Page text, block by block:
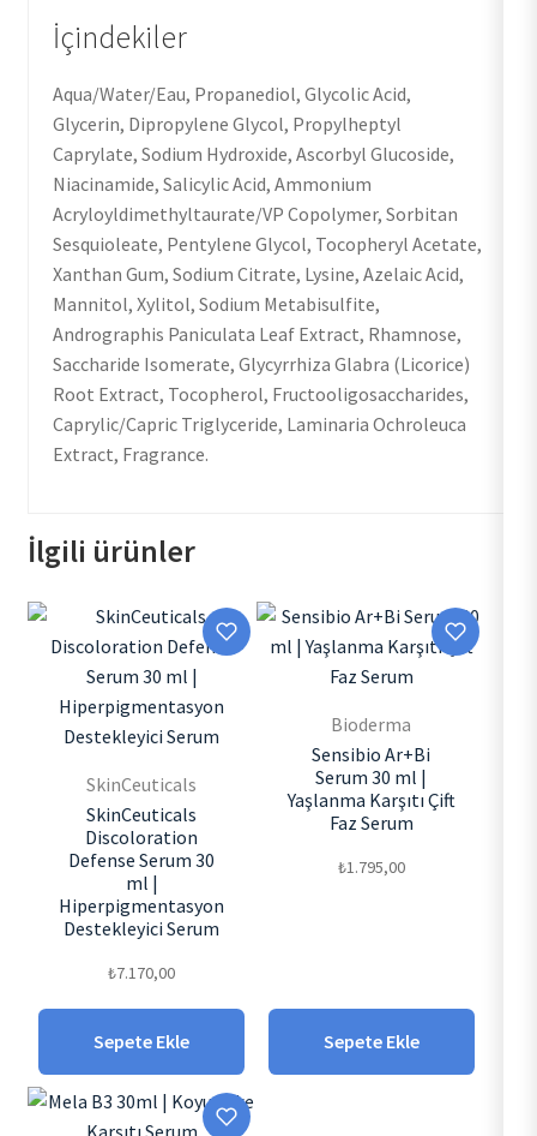
İçindekiler
Aqua/Water/Eau, Propanediol, Glycolic Acid,
Glycerin, Dipropylene Glycol, Propylheptyl
Caprylate, Sodium Hydroxide, Ascorbyl Glucoside,
Niacinamide, Salicylic Acid, Ammonium
Acryloyldimethyltaurate/VP Copolymer, Sorbitan
Sesquioleate, Pentylene Glycol, Tocopheryl Acetate,
Xanthan Gum, Sodium Citrate, Lysine, Azelaic Acid,
Mannitol, Xylitol, Sodium Metabisulfite,
Andrographis Paniculata Leaf Extract, Rhamnose,
Saccharide Isomerate, Glycyrrhiza Glabra (Licorice)
Root Extract, Tocopherol, Fructooligosaccharides,
Caprylic/Capric Triglyceride, Laminaria Ochroleuca
Extract, Fragrance.
İlgili ürünler
SkinCeuticals
SkinCeuticals
Discoloration
Defense Serum 30
ml |
Hiperpigmentasyon
Destekleyici Serum
₺7.170,00
Sepete Ekle
Bioderma
Sensibio Ar+Bi
Serum 30 ml |
Yaşlanma Karşıtı Çift
Faz Serum
₺1.795,00
Sepete Ekle